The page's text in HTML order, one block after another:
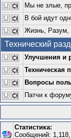
Мы не злые,
В бой идут
Жизнь, Разум,
Технический
Улучшения и
Техническая
Вопросы
Патчи к
Статистика:
Сообщений: